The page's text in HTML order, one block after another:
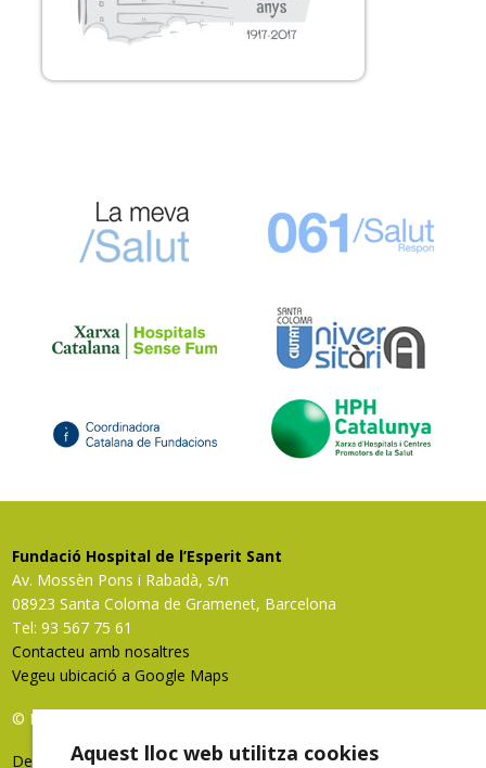
Fundació Hospital de l’Esperit Sant
Av. Mossèn Pons i Rabadà, s/n
08923 Santa Coloma de Gramenet, Barcelona
Tel: 93 567 75 61
Contacteu amb nosaltres
Vegeu ubicació a Google Maps
© FHES, tots els drets reservats
Deixeu-nos la vostra opinió
Aquest lloc web utilitza cookies